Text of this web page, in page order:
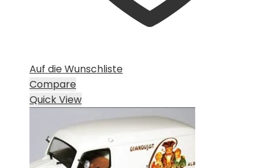
Auf die Wunschliste
Compare
Quick View